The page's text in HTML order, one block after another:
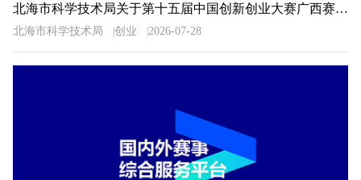
北海市科学技术局关于第十五届中国创新创业大赛广西赛区北海市选拔赛暨2026年北海市创新创业大赛相关事项的通知
北海市科学技术局 创业 2026-07-28